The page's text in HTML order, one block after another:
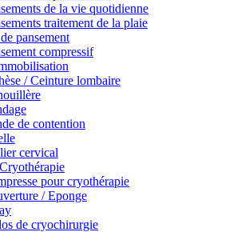
de la vie quotidienne
traitement de la plaie
pansement
compressif
/ Ceinture lombaire
de contention
cervical
pour cryothérapie
/ Eponge
de cryochirurgie